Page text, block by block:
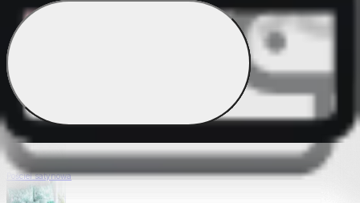
Pościel Dual Feel
Pościel z gładkiej bawełny
Pościel satynowa